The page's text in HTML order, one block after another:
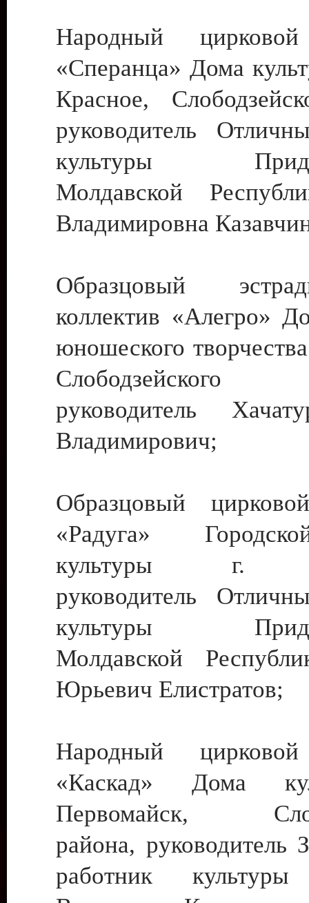
Народный цирковой
«Сперанца» Дома
Красное,
руководитель
культуры
Молдавской
Владимировна
Образцовый
коллектив «Алегро»
юношеского
руководитель
Владимирович;
Образцовый
«Радуга»
культуры г.
руководитель
культуры
Молдавской
Юрьевич Елистратов;
Народный цирковой
«Каскад» Дома
Первомайск,
района, руководитель
работник культуры